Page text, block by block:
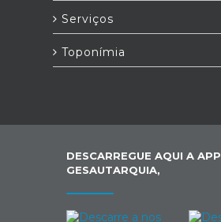
Serviços
Toponímia
DESCARREGUE AQUI A APP
GESAUTARQUIA,